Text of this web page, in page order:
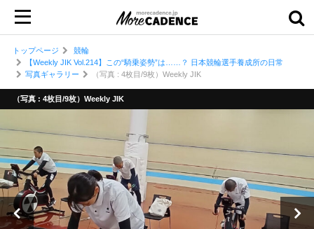
トップページ
競輪
【Weekly JIK Vol.214】この“騎乗姿勢”は……？ 日本競輪選手養成所の日常
写真ギャラリー
（写真 : 4枚目/9枚）Weekly JIK
（写真 : 4枚目/9枚）Weekly JIK